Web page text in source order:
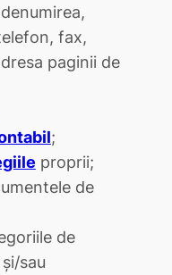
fax,
paginii de
;
proprii;
de
de
sau